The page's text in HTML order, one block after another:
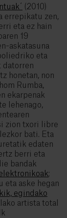
(2010)
errepikatu zen,
eta ez hain
19
askatasuna
eta
datorren
honetan, non
Rumba,
ekarpenak
lehenago,
zion txori libre
bati. Eta
edaten
berri eta
bandak
;
eta aske hegan
egindako
artista total